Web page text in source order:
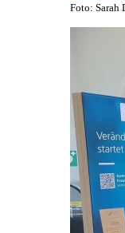
Foto: Sarah